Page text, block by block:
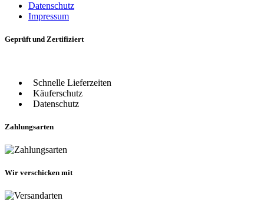
Datenschutz
Impressum
Geprüft und Zertifiziert
Schnelle Lieferzeiten
Käuferschutz
Datenschutz
Zahlungsarten
Wir verschicken mit